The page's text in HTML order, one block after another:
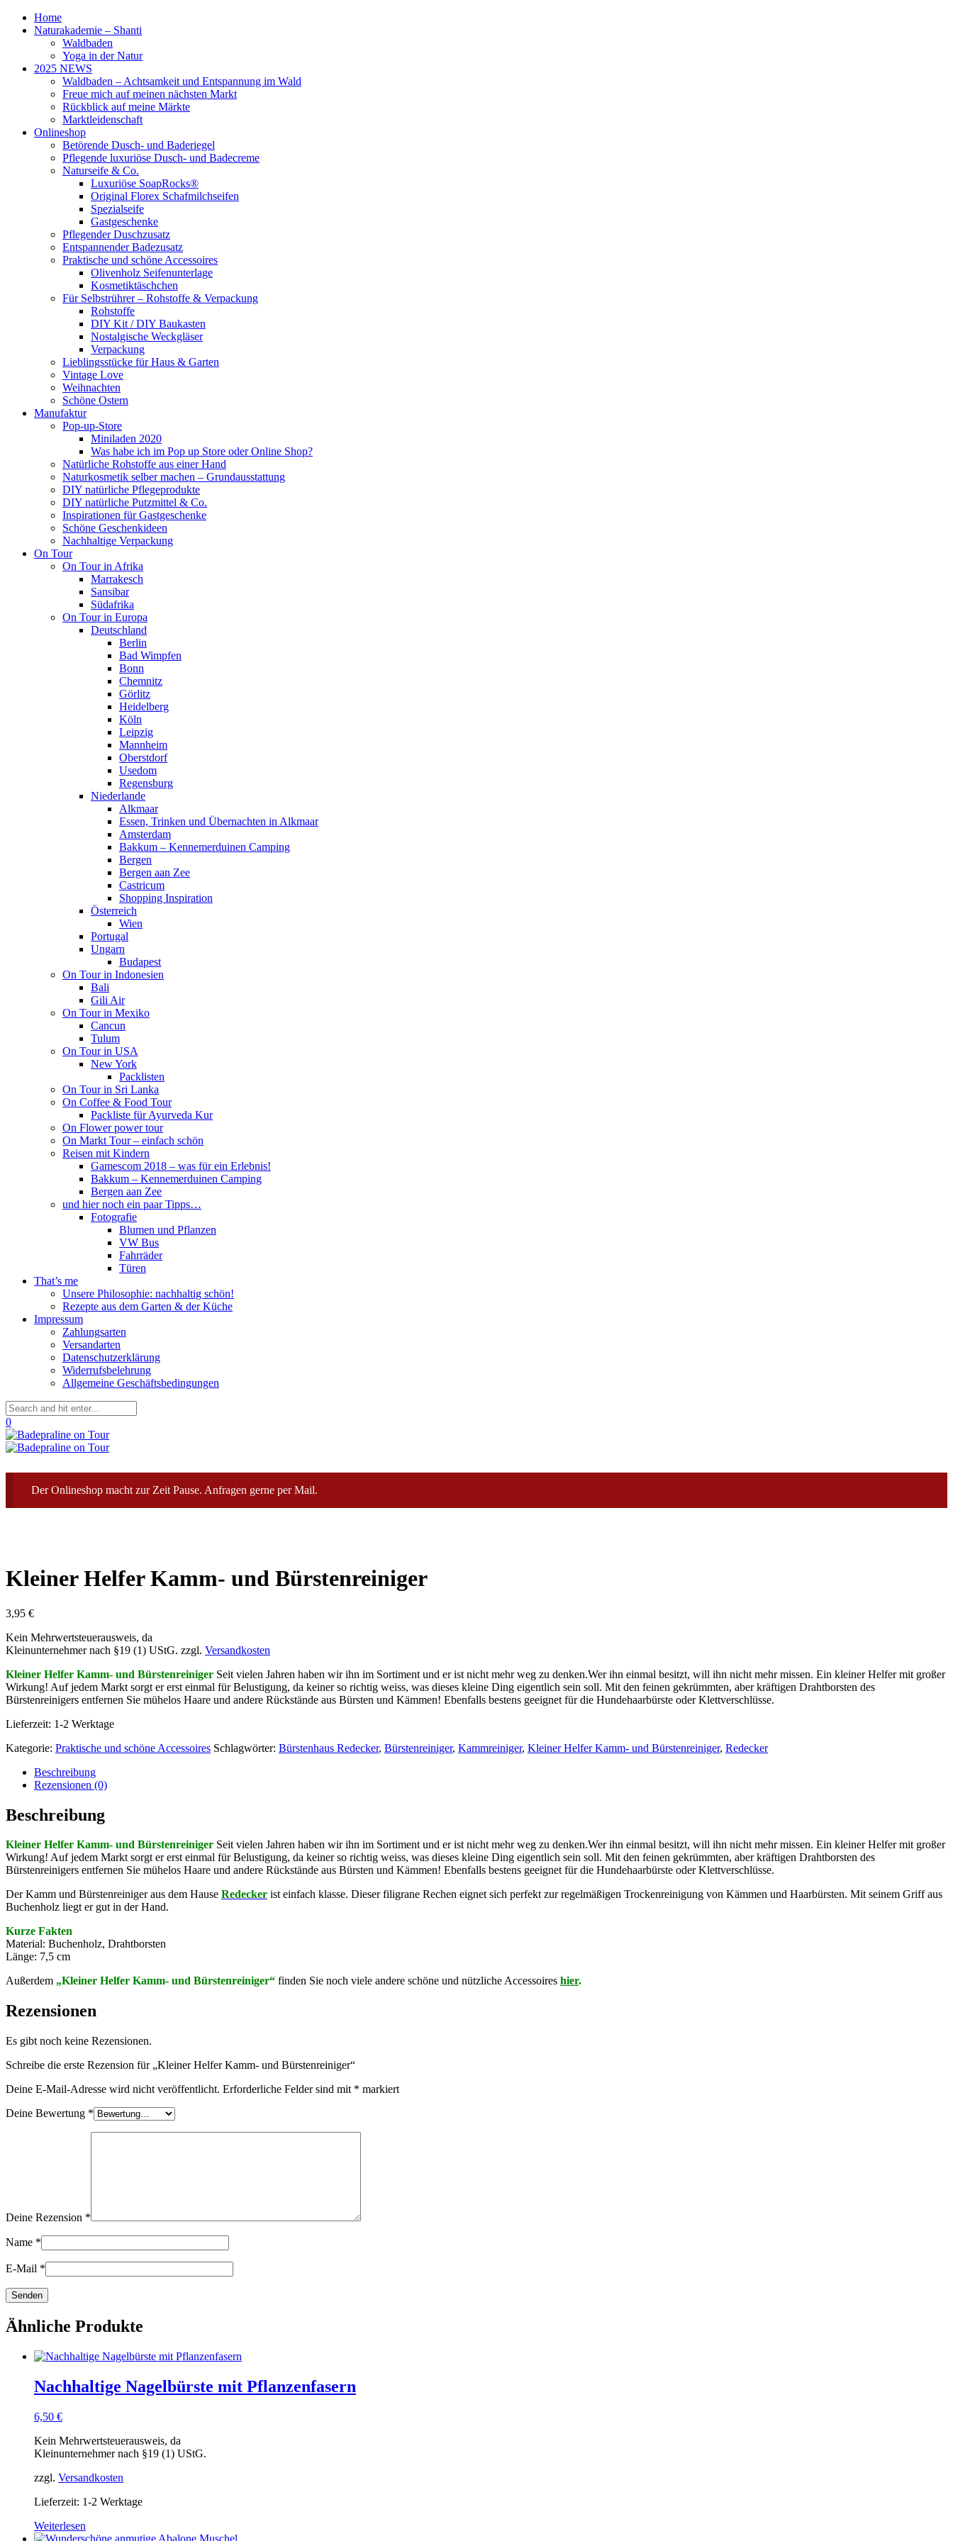
Home
Naturakademie – Shanti
Waldbaden
Yoga in der Natur
2025 NEWS
Waldbaden – Achtsamkeit und Entspannung im Wald
Freue mich auf meinen nächsten Markt
Rückblick auf meine Märkte
Marktleidenschaft
Onlineshop
Betörende Dusch- und Baderiegel
Pflegende luxuriöse Dusch- und Badecreme
Naturseife & Co.
Luxuriöse SoapRocks®
Original Florex Schafmilchseifen
Spezialseife
Gastgeschenke
Pflegender Duschzusatz
Entspannender Badezusatz
Praktische und schöne Accessoires
Olivenholz Seifenunterlage
Kosmetiktäschchen
Für Selbstrührer – Rohstoffe & Verpackung
Rohstoffe
DIY Kit / DIY Baukasten
Nostalgische Weckgläser
Verpackung
Lieblingsstücke für Haus & Garten
Vintage Love
Weihnachten
Schöne Ostern
Manufaktur
Pop-up-Store
Miniladen 2020
Was habe ich im Pop up Store oder Online Shop?
Natürliche Rohstoffe aus einer Hand
Naturkosmetik selber machen – Grundausstattung
DIY natürliche Pflegeprodukte
DIY natürliche Putzmittel & Co.
Inspirationen für Gastgeschenke
Schöne Geschenkideen
Nachhaltige Verpackung
On Tour
On Tour in Afrika
Marrakesch
Sansibar
Südafrika
On Tour in Europa
Deutschland
Berlin
Bad Wimpfen
Bonn
Chemnitz
Görlitz
Heidelberg
Köln
Leipzig
Mannheim
Oberstdorf
Usedom
Regensburg
Niederlande
Alkmaar
Essen, Trinken und Übernachten in Alkmaar
Amsterdam
Bakkum – Kennemerduinen Camping
Bergen
Bergen aan Zee
Castricum
Shopping Inspiration
Österreich
Wien
Portugal
Ungarn
Budapest
On Tour in Indonesien
Bali
Gili Air
On Tour in Mexiko
Cancun
Tulum
On Tour in USA
New York
Packlisten
On Tour in Sri Lanka
On Coffee & Food Tour
Packliste für Ayurveda Kur
On Flower power tour
On Markt Tour – einfach schön
Reisen mit Kindern
Gamescom 2018 – was für ein Erlebnis!
Bakkum – Kennemerduinen Camping
Bergen aan Zee
und hier noch ein paar Tipps…
Fotografie
Blumen und Pflanzen
VW Bus
Fahrräder
Türen
That’s me
Unsere Philosophie: nachhaltig schön!
Rezepte aus dem Garten & der Küche
Impressum
Zahlungsarten
Versandarten
Datenschutzerklärung
Widerrufsbelehrung
Allgemeine Geschäftsbedingungen
0
Der Onlineshop macht zur Zeit Pause. Anfragen gerne per Mail.
Kleiner Helfer Kamm- und Bürstenreiniger
3,95 €
Kein Mehrwertsteuerausweis, da
Kleinunternehmer nach §19 (1) UStG. zzgl. Versandkosten
Kleiner Helfer Kamm- und Bürstenreiniger Seit vielen Jahren haben wir ihn im Sortiment und er ist nicht mehr weg zu denken.Wer ihn einmal besitzt, will ihn nicht mehr missen. Ein kleiner Helfer mit großer
Wirkung! Auf jedem Markt sorgt er erst einmal für Belustigung, da keiner so richtig weiss, was dieses kleine Ding eigentlich sein soll. Mit den feinen gekrümmten, aber kräftigen Drahtborsten des
Bürstenreinigers entfernen Sie mühelos Haare und andere Rückstände aus Bürsten und Kämmen! Ebenfalls bestens geeignet für die Hundehaarbürste oder Klettverschlüsse.
Lieferzeit: 1-2 Werktage
Kategorie: Praktische und schöne Accessoires Schlagwörter: Bürstenhaus Redecker, Bürstenreiniger, Kammreiniger, Kleiner Helfer Kamm- und Bürstenreiniger, Redecker
Beschreibung
Rezensionen (0)
Beschreibung
Kleiner Helfer Kamm- und Bürstenreiniger Seitvielen Jahren haben wir ihn im Sortiment und er ist nicht mehr weg zu denken.Wer ihn einmal besitzt, will ihn nicht mehr missen. Ein kleiner Helfer mit großer
Wirkung! Auf jedem Markt sorgt er erst einmal für Belustigung, da keiner so richtig weiss, was dieses kleine Ding eigentlich sein soll. Mit den feinen gekrümmten, aber kräftigen Drahtborsten des
Bürstenreinigers entfernen Sie mühelos Haare und andere Rückstände aus Bürsten und Kämmen! Ebenfalls bestens geeignet für die Hundehaarbürste oder Klettverschlüsse.
Der Kamm und Bürstenreiniger aus dem Hause Redecker ist einfach klasse. Dieser filigrane Rechen eignet sich perfekt zur regelmäßigen Trockenreinigung von Kämmen und Haarbürsten. Mit seinem Griff aus
Buchenholz liegt er gut in der Hand.
Kurze Fakten
Material: Buchenholz, Drahtborsten
Länge: 7,5 cm
Außerdem „Kleiner Helfer Kamm- und Bürstenreiniger“ finden Sie noch viele andere schöne und nützliche Accessoires hier.
Rezensionen
Es gibt noch keine Rezensionen.
Schreibe die erste Rezension für „Kleiner Helfer Kamm- und Bürstenreiniger“
Deine E-Mail-Adresse wird nicht veröffentlicht. Erforderliche Felder sind mit * markiert
Deine Bewertung *
Deine Rezension *
Name *
E-Mail *
Ähnliche Produkte
Nachhaltige Nagelbürste mit Pflanzenfasern
6,50 €
Kein Mehrwertsteuerausweis, da
Kleinunternehmer nach §19 (1) UStG.
zzgl. Versandkosten
Lieferzeit: 1-2 Werktage
Weiterlesen